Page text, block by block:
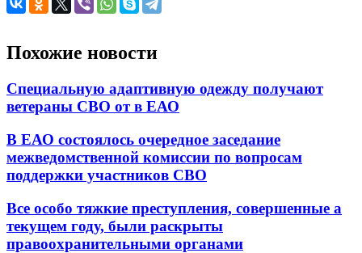
Похожие новости
Специальную адаптивную одежду получают
ветераны СВО от в ЕАО
В ЕАО состоялось очередное заседание
межведомственной комиссии по вопросам
поддержки участников СВО
Все особо тяжкие преступления, совершенные а
текущем году, были раскрыты
правоохранительными органами